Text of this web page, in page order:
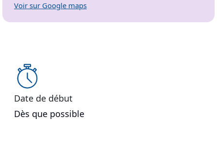
Voir sur Google maps
Date de début
Dès que possible